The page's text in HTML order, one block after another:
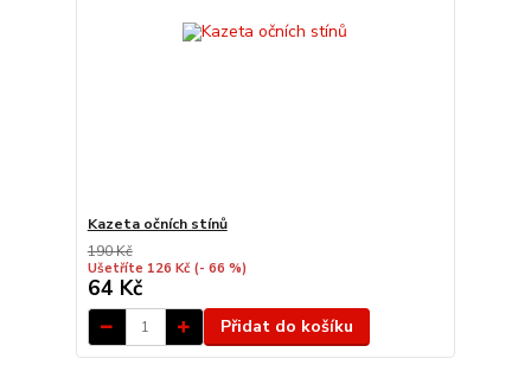
Kazeta očních stínů
190 Kč
Ušetříte 126 Kč (- 66 %)
64 Kč
Přidat do košíku